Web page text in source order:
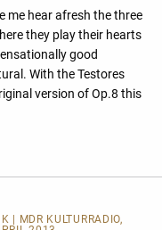
me hear afresh the three
they play their hearts
good
With the Testores
version of Op.8 this
| MDR KULTURRADIO,